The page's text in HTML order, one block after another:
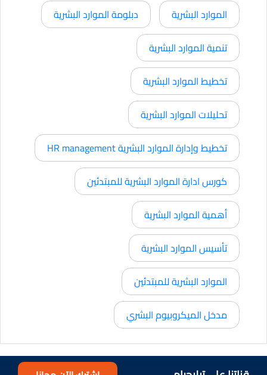
الموارد البشرية
دبلومة الموارد البشرية
تنمية الموارد البشرية
تخطيط الموارد البشرية
تحليلات الموارد البشرية
تخطيط وإدارة الموارد البشرية HR management
كورس ادارة الموارد البشرية للمبتدئين
أهمية الموارد البشرية
تأسيس الموارد البشرية
الموارد البشرية للمبتدئين
مدخل الميكروبيوم البشري